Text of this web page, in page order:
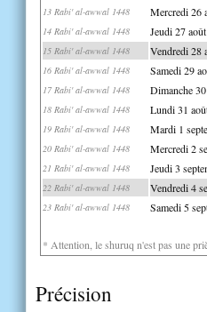
13 Rabi' al-awwal 1448 Mercredi 26
14 Rabi' al-awwal 1448 Jeudi 27 août
15 Rabi' al-awwal 1448 Vendredi 28
16 Rabi' al-awwal 1448 Samedi 29
17 Rabi' al-awwal 1448 Dimanche
18 Rabi' al-awwal 1448 Lundi 31
19 Rabi' al-awwal 1448 Mardi 1
20 Rabi' al-awwal 1448 Mercredi 2
21 Rabi' al-awwal 1448 Jeudi 3
22 Rabi' al-awwal 1448 Vendredi 4
23 Rabi' al-awwal 1448 Samedi 5
* Attention, le shuruq n'est pas une
Précision